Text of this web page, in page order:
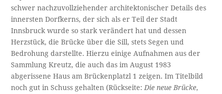
schwer nachzuvollziehender architektonischer Details des
innersten Dorfkerns, der sich als er Teil der Stadt
Innsbruck wurde so stark verändert hat und dessen
Herzstück, die Brücke über die Sill, stets Segen und
Bedrohung darstellte. Hierzu einige Aufnahmen aus der
Sammlung Kreutz, die auch das im August 1983
abgerissene Haus am Brückenplatzl 1 zeigen. Im Titelbild
noch gut in Schuss gehalten (Rückseite: Die neue Brücke,